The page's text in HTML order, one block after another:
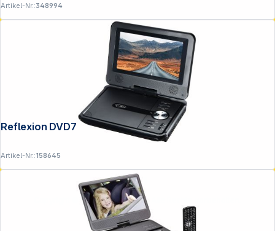
Artikel-Nr.:348994
Reflexion DVD7002N
Artikel-Nr.:158645
Copyright © 2001 - 2026 DGH - Alle Rechte vorbehalten.